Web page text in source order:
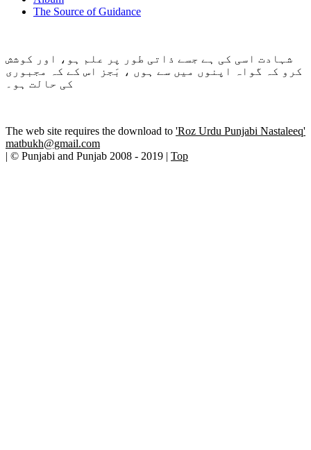
The Source of Guidance
شہادت اسی کی ہے جسے ذاتی طور پر علم ہو، اور کوشش
کرو کہ گواہ اپنوں میں سے ہوں ، بَجز اس کے کہ مجبوری
کی حالت ہو۔
The web site requires the download to 'Roz Urdu Punjabi Nastaleeq'
matbukh@gmail.com
| © Punjabi and Punjab 2008 - 2019 | Top